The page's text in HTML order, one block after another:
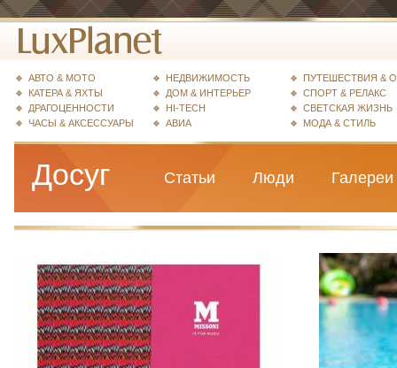
АВТО & МОТО
КАТЕРА & ЯХТЫ
ДРАГОЦЕННОСТИ
ЧАСЫ & АКСЕССУАРЫ
НЕДВИЖИМОСТЬ
ДОМ & ИНТЕРЬЕР
HI-TECH
АВИА
ПУТЕШЕСТВИЯ &
СПОРТ & РЕЛАКС
СВЕТСКАЯ ЖИЗНЬ
МОДА & СТИЛЬ
Досуг Статьи Люди Галереи